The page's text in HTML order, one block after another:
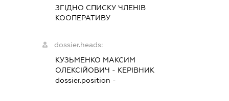
ЗГІДНО СПИСКУ ЧЛЕНІВ
КООПЕРАТИВУ
dossier.heads:
КУЗЬМЕНКО МАКСИМ
ОЛЕКСІЙОВИЧ - КЕРІВНИК
dossier.position -